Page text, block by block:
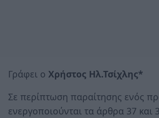
Γράφει ο Χρήστος Ηλ.Τσίχλης*
Σε περίπτωση παραίτησης ενός
ενεργοποιούνται τα άρθρα 37 και